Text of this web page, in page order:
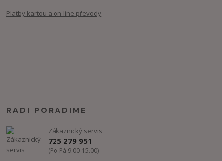
Platby kartou a on-line převody
RÁDI PORADÍME
Zákaznický servis
725 279 951
(Po-Pá 9:00-15.00)